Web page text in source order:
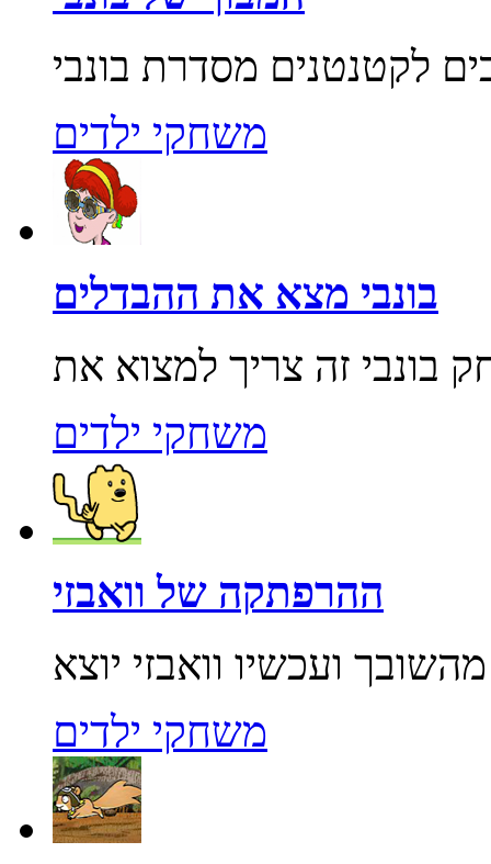
משחקי ילדים
בונבי מצא את ההבדלים
משחקי ילדים
ההרפתקה של וואבזי
משחקי ילדים